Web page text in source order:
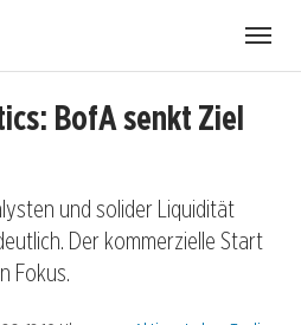
BofA senkt Ziel
und solider Liquidität
Der kommerzielle Start
Fokus.